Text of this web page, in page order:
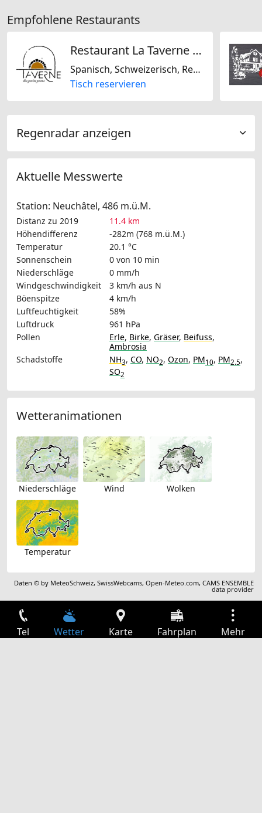
Empfohlene Restaurants
Restaurant La Taverne des Petits-Ponts
Spanisch, Schweizerisch, Regional
Tisch reservieren
Regenradar anzeigen
Aktuelle Messwerte
Station: Neuchâtel, 486 m.ü.M.
Distanz zu 2019
11.4 km
Höhendifferenz
-282m (768 m.ü.M.)
Temperatur
20.1 °C
Sonnenschein
0 von 10 min
Niederschläge
0 mm/h
Windgeschwindigkeit
3 km/h aus N
Böenspitze
4 km/h
Luftfeuchtigkeit
58%
Luftdruck
961 hPa
Pollen
Erle, Birke, Gräser, Beifuss,
Ambrosia
Schadstoffe
NH3, CO, NO2, Ozon, PM10, PM2.5,
SO2
Wetteranimationen
Niederschläge Wind Wolken
Temperatur
Daten © by MeteoSchweiz,SwissWebcams,Open-Meteo.com,CAMS ENSEMBLE
data provider
Tel Wetter Karte Fahrplan Mehr